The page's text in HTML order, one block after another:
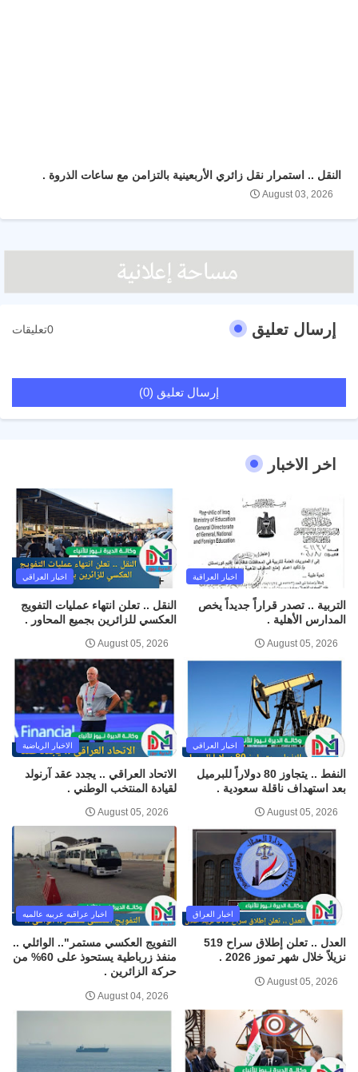
النقل .. استمرار نقل زائري الأربعينية بالتزامن مع ساعات الذروة .
August 03, 2026
إرسال تعليق 0تعليقات
إرسال تعليق (0)
اخر الاخبار
اخبار العراقية
التربية .. تصدر قراراً جديداً يخص
المدارس الأهلية .
August 05, 2026
اخبار العراقي
النقل .. تعلن انتهاء عمليات التفويج
العكسي للزائرين بجميع المحاور .
August 05, 2026
اخبار العراقي
النفط .. يتجاوز 80 دولاراً للبرميل
بعد استهداف ناقلة سعودية .
August 05, 2026
الاخبار الرياضية
الاتحاد العراقي .. يجدد عقد آرنولد
لقيادة المنتخب الوطني .
August 05, 2026
اخبار العراق
العدل .. تعلن إطلاق سراح 519
نزيلاً خلال شهر تموز 2026 .
August 05, 2026
اخبار عراقيه عربيه عالميه
التفويج العكسي مستمر".. الوائلي ..
منفذ زرباطية يستحوذ على 60% من
حركة الزائرين .
August 04, 2026